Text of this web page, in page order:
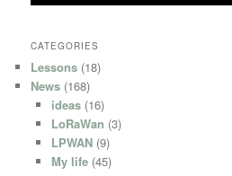
CATEGORIES
Lessons (18)
News (168)
ideas(16)
LoRaWan (3)
LPWAN(9)
My life(45)